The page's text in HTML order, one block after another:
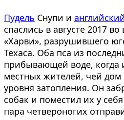
Пудель Снупи и
спаслись в августе 2017
«Харви», разрушившего
Техаса. Оба пса из
прибывающей воде, когда
местных жителей, чей дом
уровня затопления. Он
собак и поместил их у
пара четвероногих